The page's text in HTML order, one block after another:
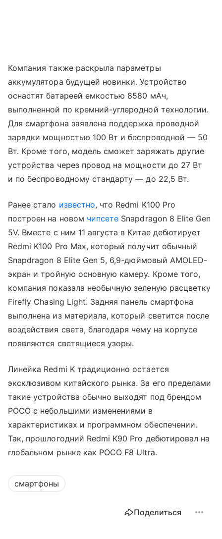
Компания также раскрыла параметры
аккумулятора будущей новинки. Устройство
оснастят батареей емкостью 8580 мАч,
выполненной по кремний-углеродной технологии.
Для смартфона заявлена поддержка проводной
зарядки мощностью 100 Вт и беспроводной — 50
Вт. Кроме того, модель сможет заряжать другие
устройства через провод на мощности до 27 Вт
и по беспроводному стандарту — до 22,5 Вт.
Ранее стало известно, что Redmi K100 Pro
построен на новом чипсете Snapdragon 8 Elite Gen
5V. Вместе с ним 11 августа в Китае дебютирует
Redmi K100 Pro Max, который получит обычный
Snapdragon 8 Elite Gen 5, 6,9-дюймовый AMOLED-
экран и тройную основную камеру. Кроме того,
компания показала необычную зеленую расцветку
Firefly Chasing Light. Задняя панель смартфона
выполнена из материала, который светится после
воздействия света, благодаря чему на корпусе
появляются светящиеся узоры.
Линейка Redmi K традиционно остается
эксклюзивом китайского рынка. За его пределами
такие устройства обычно выходят под брендом
POCO с небольшими изменениями в
характеристиках и программном обеспечении.
Так, прошлогодний Redmi K90 Pro дебютировал на
глобальном рынке как POCO F8 Ultra.
смартфоны
Поделиться